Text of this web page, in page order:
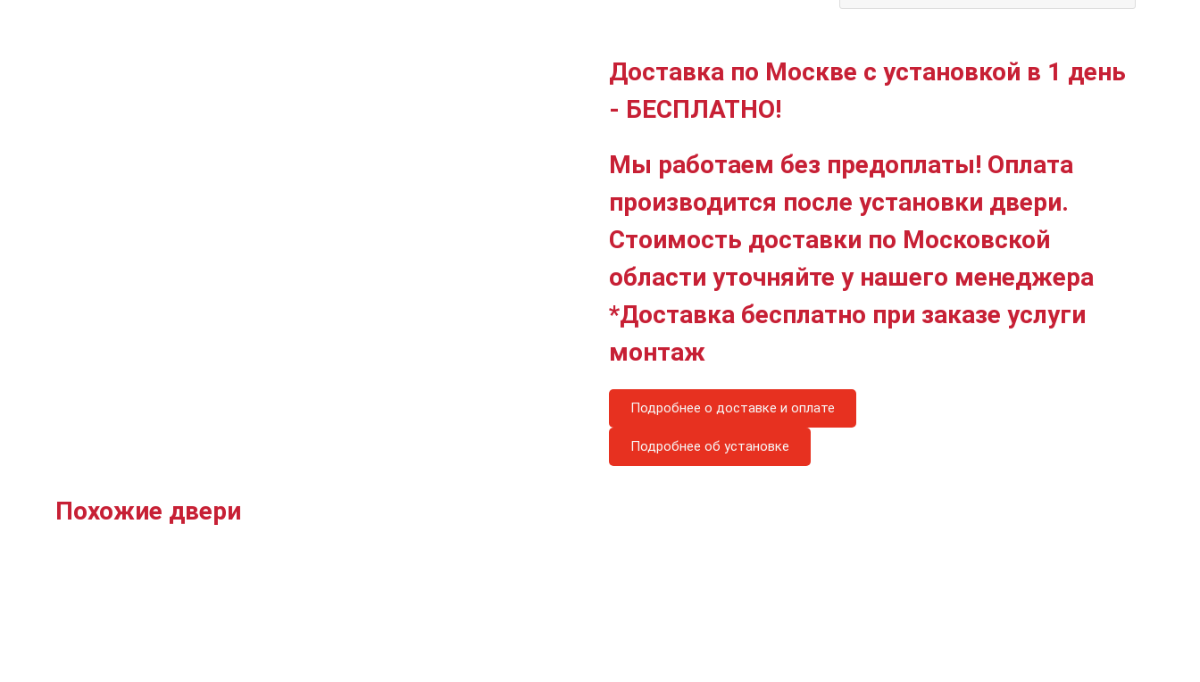
Доставка по Москве с установкой в 1 день
- БЕСПЛАТНО!
Мы работаем без предоплаты! Оплата
производится после установки двери.
Стоимость доставки по Московской
области уточняйте у нашего менеджера
*Доставка бесплатно при заказе услуги
монтаж
Подробнее о доставке и оплате
Подробнее об установке
Похожие двери